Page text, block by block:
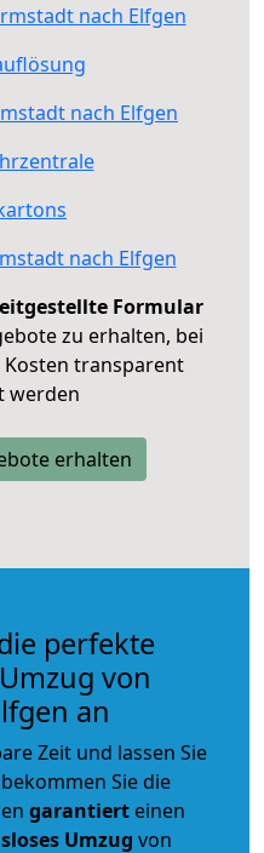
nach Elfgen
nach Elfgen
nach Elfgen
Formular
zu erhalten, bei
Kosten transparent
werden
erhalten
perfekte
von
an
Zeit und lassen Sie
Sie die
garantiert einen
Umzug von